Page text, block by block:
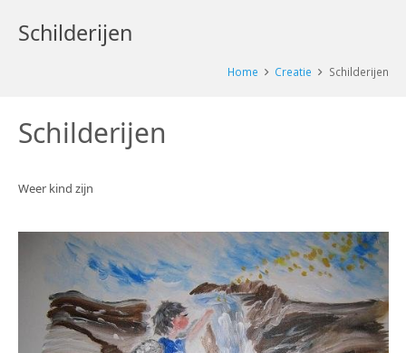
Schilderijen
Home Creatie Schilderijen
Schilderijen
Weer kind zijn